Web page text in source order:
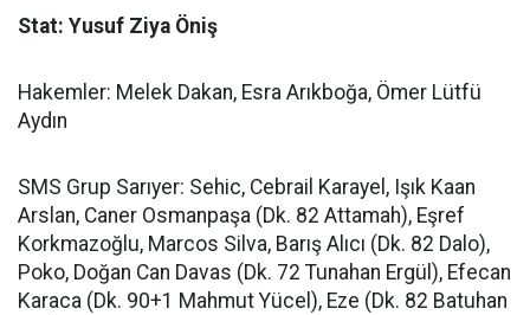
Stat: Yusuf Ziya Öniş
Hakemler: Melek Dakan, Esra Arıkboğa, Ömer Lütfü
Aydın
SMS Grup Sarıyer: Sehic, Cebrail Karayel, Işık Kaan
Arslan, Caner Osmanpaşa (Dk. 82 Attamah), Eşref
Korkmazoğlu, Marcos Silva, Barış Alıcı (Dk. 82 Dalo),
Poko, Doğan Can Davas (Dk. 72 Tunahan Ergül), Efecan
Karaca (Dk. 90+1 Mahmut Yücel), Eze (Dk. 82 Batuhan